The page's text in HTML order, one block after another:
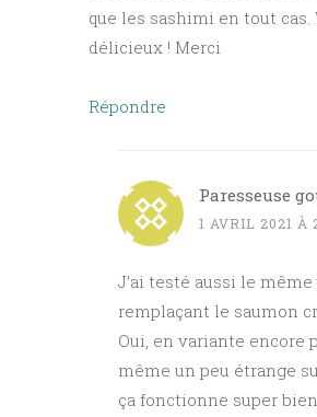
que les sashimi en tout
délicieux ! Merci
Répondre
Paresseuse
1 AVRIL 2021 À
J’ai testé aussi le
remplaçant le saumon
Oui, en variante encore
même un peu étrange
ça fonctionne super